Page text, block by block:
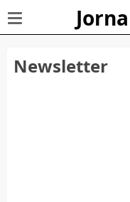
Newsletter